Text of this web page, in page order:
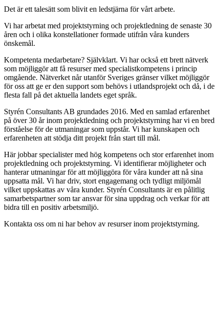
Det är ett talesätt som blivit en ledstjärna för vårt arbete.
Vi har arbetat med projektstyrning och projektledning de senaste 30
åren och i olika konstellationer formade utifrån våra kunders
önskemål.
Kompetenta medarbetare? Självklart. Vi har också ett brett nätverk
som möjliggör att få resurser med specialistkompetens i princip
omgående. Nätverket når utanför Sveriges gränser vilket möjliggör
för oss att ge er den support som behövs i utlandsprojekt och då, i de
flesta fall på det aktuella landets eget språk.
Styrén Consultants AB grundades 2016. Med en samlad erfarenhet
på över 30 år inom projektledning och projektstyrning har vi en bred
förståelse för de utmaningar som uppstår. Vi har kunskapen och
erfarenheten att stödja ditt projekt från start till mål.
Här jobbar specialister med hög kompetens och stor erfarenhet inom
projektledning och projektstyrning. Vi identifierar möjligheter och
hanterar utmaningar för att möjliggöra för våra kunder att nå sina
uppsatta mål. Vi har driv, stort engagemang och tydligt miljömål
vilket uppskattas av våra kunder. Styrén Consultants är en pålitlig
samarbetspartner som tar ansvar för sina uppdrag och verkar för att
bidra till en positiv arbetsmiljö.
Kontakta oss om ni har behov av resurser inom projektstyrning.